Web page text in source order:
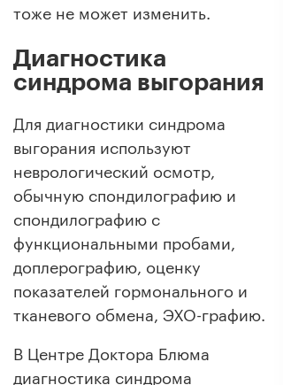
тоже не может изменить.
Диагностика
синдрома выгорания
Для диагностики синдрома
выгорания используют
неврологический осмотр,
обычную спондилографию и
спондилографию с
функциональными пробами,
доплерографию, оценку
показателей гормонального и
тканевого обмена, ЭХО-графию.
В Центре Доктора Блюма
диагностика синдрома